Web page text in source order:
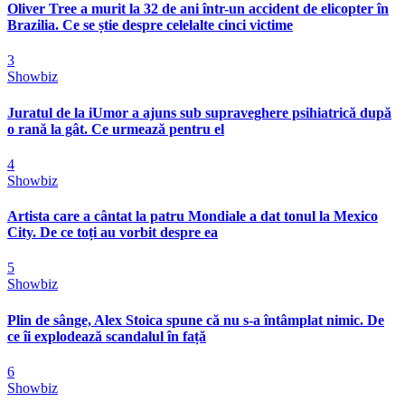
Oliver Tree a murit la 32 de ani într-un accident de elicopter în
Brazilia. Ce se știe despre celelalte cinci victime
3
Showbiz
Juratul de la iUmor a ajuns sub supraveghere psihiatrică după
o rană la gât. Ce urmează pentru el
4
Showbiz
Artista care a cântat la patru Mondiale a dat tonul la Mexico
City. De ce toți au vorbit despre ea
5
Showbiz
Plin de sânge, Alex Stoica spune că nu s-a întâmplat nimic. De
ce îi explodează scandalul în față
6
Showbiz